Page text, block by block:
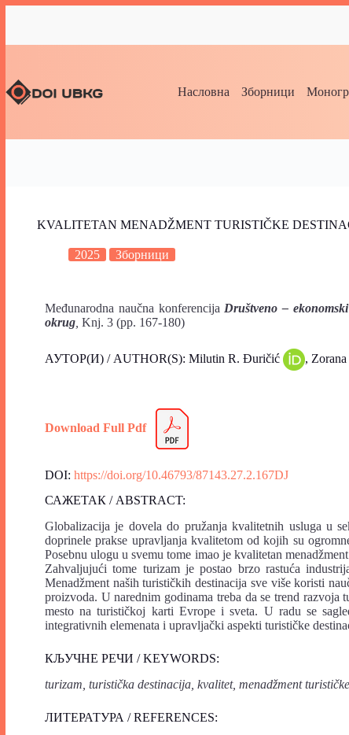
Насловна Зборници
KVALITETAN MENADŽMENT TURISTIČKE
2025 Зборници
Međunarodna naučna konferencija Društveno –
okrug Knj. 3 (pp. 167-180)
АУТОР(И) / AUTHOR(S): Milutin R. Đuričić ,
Download Full Pdf
DOI: https://doi.org/10.46793/87143.27.2.167DJ
САЖЕТАК / ABSTRACT:
Globalizacija je dovela do pružanja kvalitetnih usluga u
doprinele prakse upravljanja kvalitetom od kojih su
Posebnu ulogu u svemu tome imao je kvalitetan
Zahvaljujući tome turizam je postao brzo rastuća
Menadžment naših turističkih destinacija sve više koristi
proizvoda. U narednim godinama treba da se trend razvoja
mesto na turističkoj karti Evrope i sveta. U radu se
integrativnih elemenata i upravljački aspekti turističke
КЉУЧНЕ РЕЧИ / KEYWORDS:
turizam, turistička destinacija, kvalitet, menadžment turističke
ЛИТЕРАТУРА / REFERENCES: